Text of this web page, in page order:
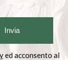
ed acconsento al